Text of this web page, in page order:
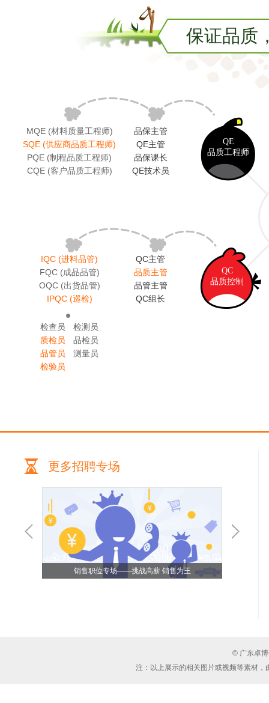
保证品质
MQE (材料质量工程师)
SQE (供应商品质工程师)
PQE (制程品质工程师)
CQE (客户品质工程师)
品保主管
QE主管
品保课长
QE技术员
IQC (进料品管)
FQC (成品品管)
OQC (出货品管)
IPQC (巡检)
QC主管
品质主管
品管主管
QC组长
检查员
质检员
品管员
检验员
检测员
品检员
测量员
QE
品质工程师
QC
品质控制
更多招聘专场
销售职位专场——挑战高薪 销售为王
行政/人事/HR类职位专场——你的未来 无限可能
© 广东卓
注：以上展示的相关图片或视频等素材